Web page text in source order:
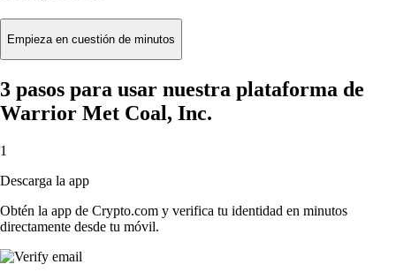
Empieza en cuestión de minutos
3 pasos para usar nuestra plataforma de
Warrior Met Coal, Inc.
1
Descarga la app
Obtén la app de Crypto.com y verifica tu identidad en minutos
directamente desde tu móvil.